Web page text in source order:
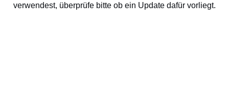
verwendest, überprüfe bitte ob ein Update dafür vorliegt.